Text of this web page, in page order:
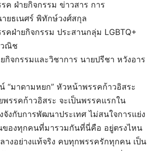
ค ฝ่ายกิจกรรม ข่าวสาร การ
ยธเนศร์ พิทักษ์วงศ์สกุล
คฝ่ายกิจกรรม ประสานกลุ่ม LGBTQ+
วณิช
กิจกรรมและวิชาการ นายปรีชา หวังอาร
“มาดามหยก” หัวหน้าพรรคก้าวอิสระ
พรรคก้าวอิสระ จะเป็นพรรคแรกใน
จังกับการพัฒนาประเทศ ไม่สนใจการแย่ง
ของทุกคนที่มารวมกันที่นี่คือ อยู่ตรงไหน
างอย่างแท้จริง คบทุกพรรครักทุกคน เป็น